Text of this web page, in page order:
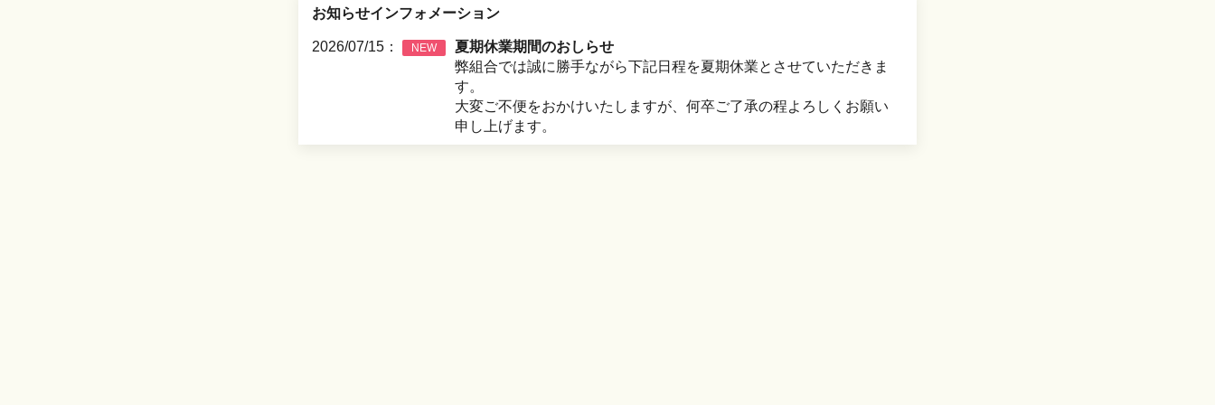
お知らせインフォメーション
2026/07/15： NEW
夏期休業期間のおしらせ
弊組合では誠に勝手ながら下記日程を夏期休業とさせていただきま
す。
大変ご不便をおかけいたしますが、何卒ご了承の程よろしくお願い
申し上げます。